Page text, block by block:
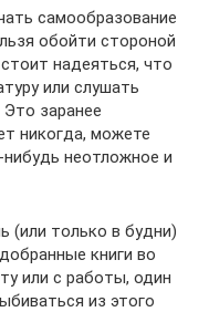
самообразование
обойти стороной
надеяться, что
или слушать
заранее
никогда, можете
неотложное и
(или только в будни)
книги во
или с работы, один
из этого